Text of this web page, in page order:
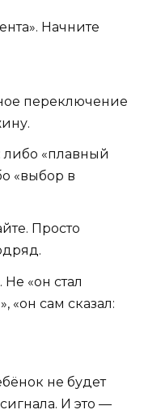
Начните
переключение
либо «плавный
«выбор в
Просто
«он стал
«он сам сказал:
не будет
И это —